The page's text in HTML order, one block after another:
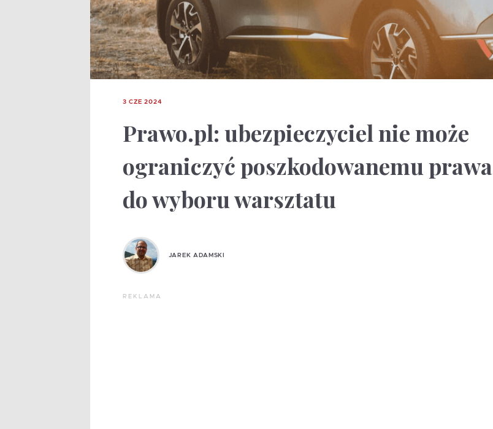
3 CZE 2024
Prawo.pl: ubezpieczyciel nie może
ograniczyć poszkodowanemu prawa
do wyboru warsztatu
JAREK ADAMSKI
REKLAMA